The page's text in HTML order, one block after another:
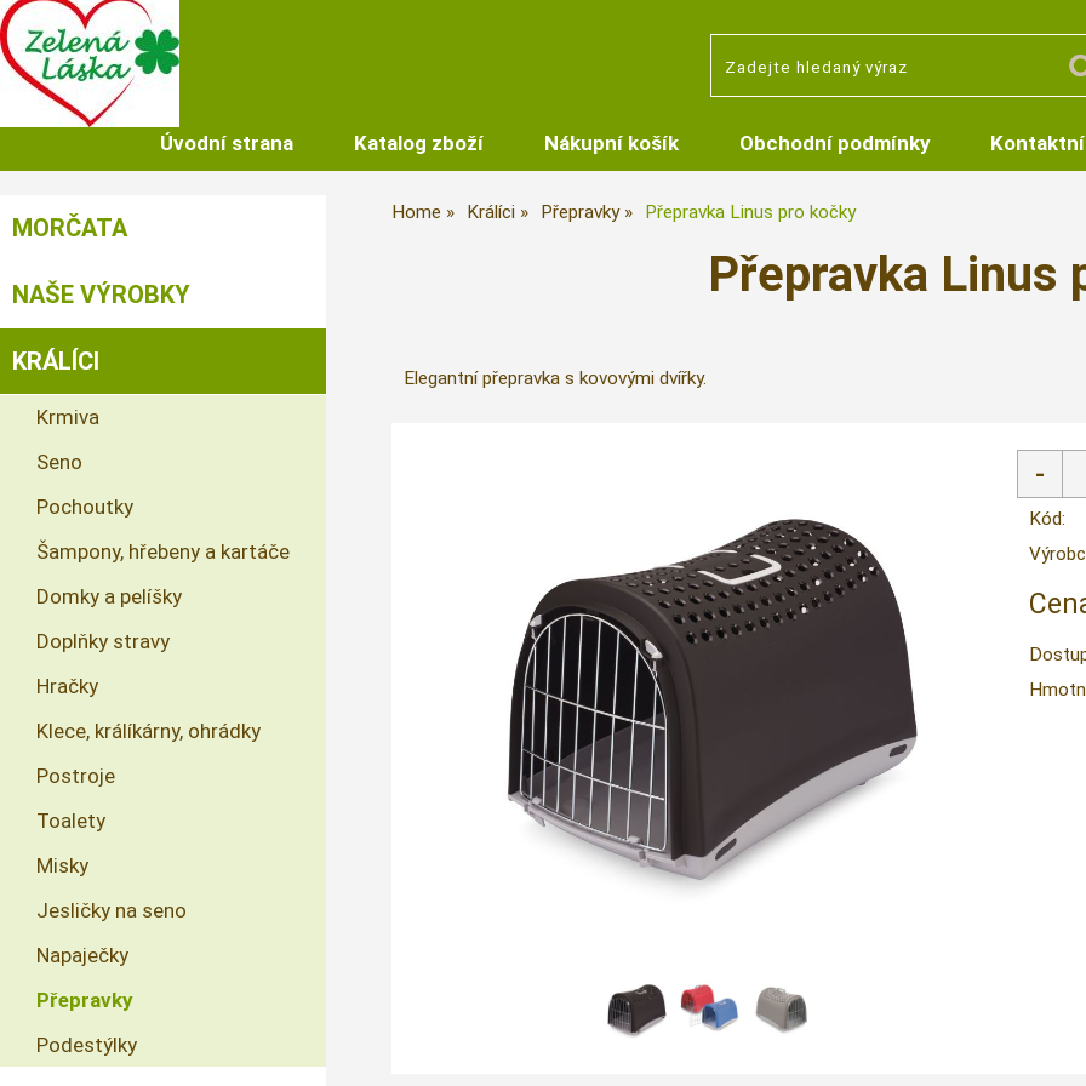
Úvodní strana Katalog zboží Nákupní košík Obchodní podmínky
Home Králíci Přepravky Přepravka Linus pro kočky
Přepravka Linus
Elegantní přepravka s kovovými dvířky.
Kód:
MORČATA
NAŠE VÝROBKY
KRÁLÍCI
Krmiva
Seno
Pochoutky
Šampony, hřebeny a kartáče
Domky a pelíšky
Doplňky stravy
Hračky
Klece, králíkárny, ohrádky
Postroje
Toalety
Misky
Jesličky na seno
Napaječky
Přepravky
Podestýlky